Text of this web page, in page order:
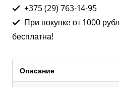
+375 (29) 763-14-95
При покупке от 1000
бесплатна!
Описание